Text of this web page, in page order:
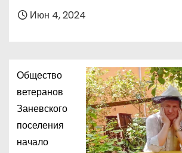
Июн 4, 2024
Общество
ветеранов
Заневского
поселения
начало